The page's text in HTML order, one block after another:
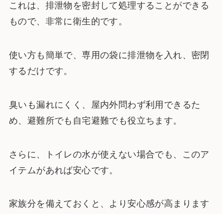
これは、排泄物を密封して処理することができる
もので、非常に衛生的です。
使い方も簡単で、専用の袋に排泄物を入れ、密閉
するだけです。
臭いも漏れにくく、屋内外問わず利用できるた
め、避難所でも自宅避難でも役立ちます。
さらに、トイレの水が使えない場合でも、このア
イテムがあれば安心です。
家族分を備えておくと、より安心感が高まります